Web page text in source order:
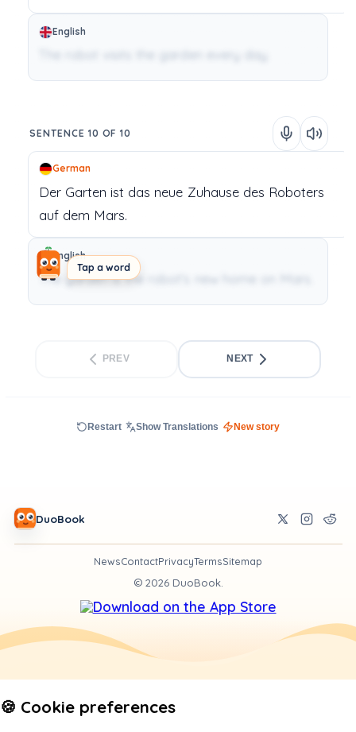
Tap a word
English
SENTENCE 10 OF 10
German
Der Garten ist das neue Zuhause des Roboters
auf dem Mars.
English
The garden is the robot's new home on Mars.
PREV NEXT
Restart Show Translations New story
DuoBook
NewsContactPrivacyTermsSitemap
© 2026DuoBook.
🍪 Cookie preferences